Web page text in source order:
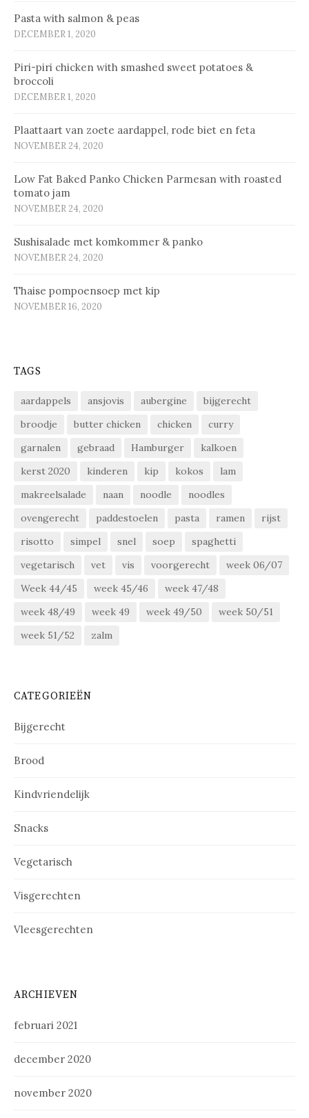
Pasta with salmon & peas
DECEMBER 1, 2020
Piri-piri chicken with smashed sweet potatoes &
broccoli
DECEMBER 1, 2020
Plaat­taart van zoe­te aard­ap­pel, ro­de biet en fe­ta
NOVEMBER 24, 2020
Low Fat Baked Panko Chicken Parmesan with roasted
tomato jam
NOVEMBER 24, 2020
Sus­hi­sa­la­de met kom­kom­mer & pan­ko
NOVEMBER 24, 2020
Thaise pompoensoep met kip
NOVEMBER 16, 2020
TAGS
aardappels ansjovis aubergine
bijgerecht
broodje
butter chicken chicken
curry
garnalen
gebraad Hamburger
kalkoen
kerst 2020
kinderen kip kokos
lam
makreelsalade
naan noodle
noodles
ovengerecht
paddestoelen pasta ramen
rijst
risotto
simpel snel soep
spaghetti
vegetarisch
vet vis voorgerecht
week 06/07
Week 44/45
week 45/46
week 47/48
week 48/49
week 49 week 49/50
week 50/51
week 51/52
zalm
CATEGORIEËN
Bijgerecht
Brood
Kindvriendelijk
Snacks
Vegetarisch
Visgerechten
Vleesgerechten
ARCHIEVEN
februari 2021
december 2020
november 2020